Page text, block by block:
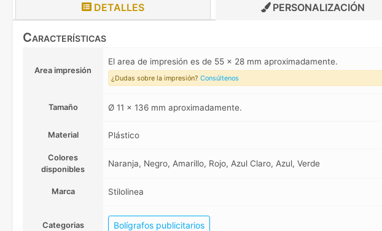
DETALLES PERSONALIZACIÓN
Características
Area impresión
El area de impresión es de 55 x 28 mm aproximadamente.
¿Dudas sobre la impresión? Consúltenos
Tamaño Ø 11 x 136 mm aproximadamente.
Material Plástico
Colores
disponibles
Naranja, Negro, Amarillo, Rojo, Azul Claro, Azul, Verde
Marca Stilolinea
Categorias Bolígrafos publicitarios